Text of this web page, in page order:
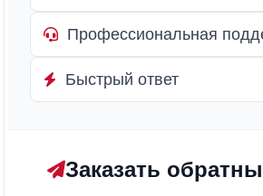
Профессиональная
Быстрый ответ
Заказать